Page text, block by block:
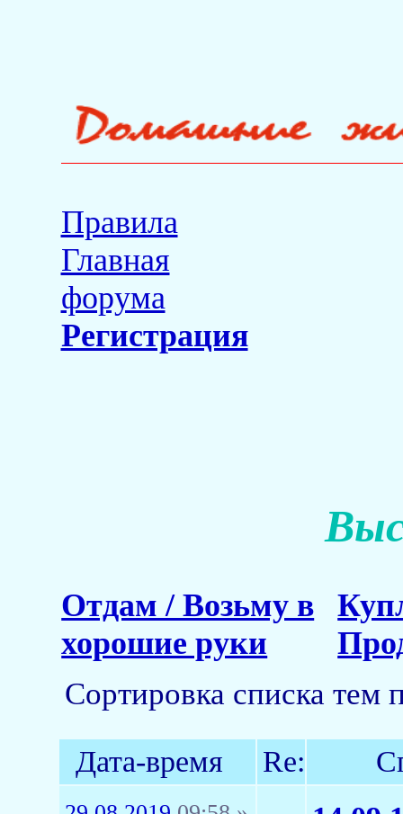
Правила
Главная
форума
Регистрация
Отдам / Возьму в
хорошие руки
Сортировка списка тем
Дата-время Re: